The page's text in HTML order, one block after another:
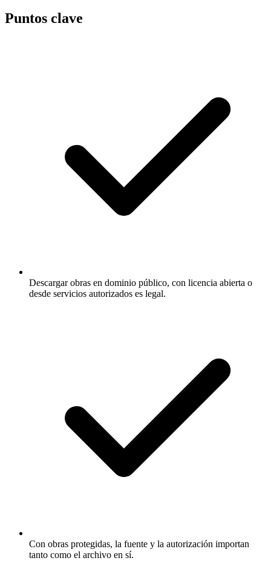
Puntos clave
Descargar obras en dominio público, con licencia abierta o
desde servicios autorizados es legal.
Con obras protegidas, la fuente y la autorización importan
tanto como el archivo en sí.